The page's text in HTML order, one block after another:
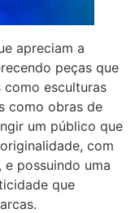
apreciam a
peças que
esculturas
como obras de
um público que
com
possuindo uma
que